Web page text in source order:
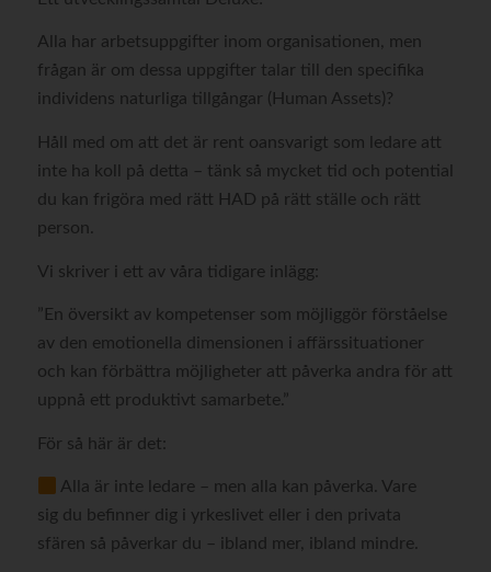
Alla har arbetsuppgifter inom organisationen, men
frågan är om dessa uppgifter talar till den specifika
individens naturliga tillgångar (Human Assets)?
Håll med om att det är rent oansvarigt som ledare att
inte ha koll på detta – tänk så mycket tid och potential
du kan frigöra med rätt HAD på rätt ställe och rätt
person.
Vi skriver i ett av våra tidigare inlägg:
”En översikt av kompetenser som möjliggör förståelse
av den emotionella dimensionen i affärssituationer
och kan förbättra möjligheter att påverka andra för att
uppnå ett produktivt samarbete.”
För så här är det:
Alla är inte ledare – men alla kan påverka. Vare
sig du befinner dig i yrkeslivet eller i den privata
sfären så påverkar du – ibland mer, ibland mindre.